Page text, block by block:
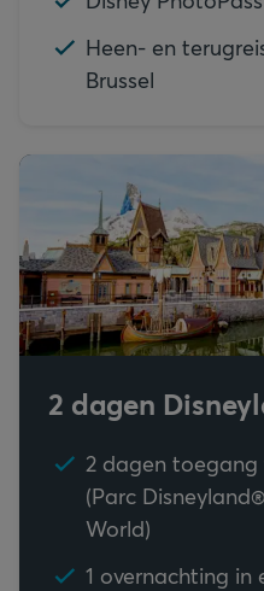
Heen- en
Brussel
2 dagen
2 dagen
(Parc
World)
1 overnachting in